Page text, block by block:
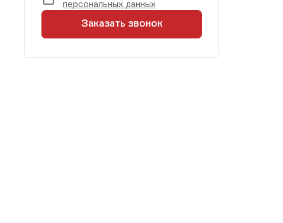
персональных данных
Заказать звонок